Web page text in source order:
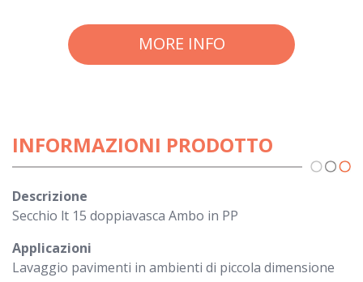
MORE INFO
INFORMAZIONI PRODOTTO
Descrizione
Secchio lt 15 doppiavasca Ambo in PP
Applicazioni
Lavaggio pavimenti in ambienti di piccola dimensione